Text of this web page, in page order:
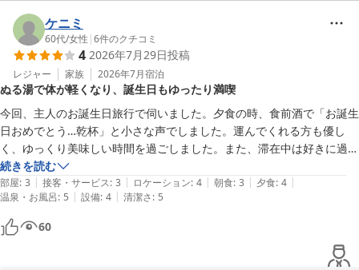
「次回は二泊してもっと温泉を楽しみたい」とのお言葉は、私ども
にとって何よりの励みでございます。ぜひ次回は連泊で、よりゆっ
たりとした時間をお過ごしくださいませ。
またご家族皆様にお会いできます日を心よりお待ちしております。
川浦温泉 山県館
2026-06-16
３年生で低学年を選択した為、足りるかなと心配していましたが、ボリ
ュームがあり、また、美味しい！とエビフライやカニグラタンを頬張っ
ていました。
配膳してくださる皆さんとても優しく、親切にしていただきました。
お部屋は清潔で広く、天井も高くて開放感がありました。建物も歴史を
感じられるところも魅力的です。
離れの露天にあるシャワーは１つのため、大浴場で頭や体を洗った後に
行くのがいいかなと思いました。
緑豊かで、蝉の鳴く声のみの静けさの中、とてもゆったり寛げました。
家族みんなで「また来たいね」と話しています。次回は季節を変えて、
ケニミ
60代/女性 |6件のクチコミ
4 2026年7月29日投稿
レジャー 家族 2026年7月宿泊
ぬる湯で体が軽くなり、誕生日もゆったり満喫
今回、主人のお誕生日旅行で伺いました。夕食の時、食前酒で「お誕生
日おめでとう…乾杯」と小さな声でしました。運んでくれる方も優し
く、ゆっくり美味しい時間を過ごしました。また、滞在中は好きに過ご
そう。と決めていたので、私は好きな雑誌と本を持って行きました。た
くさんあるお風呂も、お互い好きな時間に行って、好きなだけ入り、あ
とはダラダラ過ごしました。最近の暑さで熱気が溜まり、ダルさが続い
ていたのですが、山県館のぬる湯に浸かって熱が出せた気がします。帰
宅後体が軽くなっていました。嬉しいです。
あと、1つだけ。。壁の上の方に掛かっていた石でできたお花の額、素
続きを読む
部屋: 3 | 接客・サービス: 3 | ロケーション: 4 | 朝食: 3 | 夕食: 4 |
温泉・お風呂: 5 | 設備: 4 | 清潔さ: 5
60